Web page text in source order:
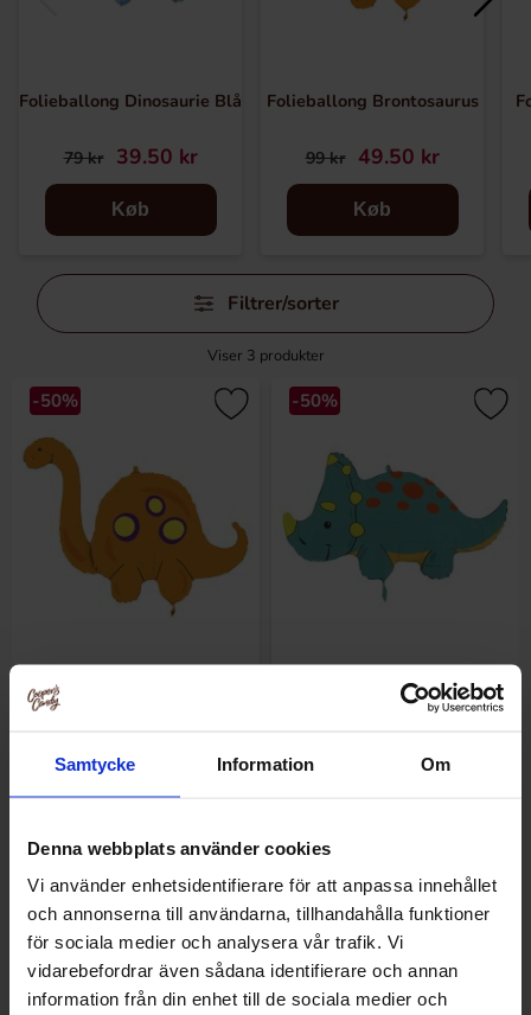
Samtycke Information Om
Denna webbplats använder cookies
Vi använder enhetsidentifierare för att anpassa innehållet
och annonserna till användarna, tillhandahålla funktioner
för sociala medier och analysera vår trafik. Vi
vidarebefordrar även sådana identifierare och annan
information från din enhet till de sociala medier och
Folieballong Dinosaurie Blå
79 kr 39.50 kr
Køb
Folieballong Brontosaurus
99 kr 49.50 kr
Køb
Spring
filtre
Filtrer/sorter
Viser 3 produkter
-50%
Folieballong Brontosaurus
99 kr 49.50 kr
-50%
Folieballong Triceratops
49.50 kr
-50%